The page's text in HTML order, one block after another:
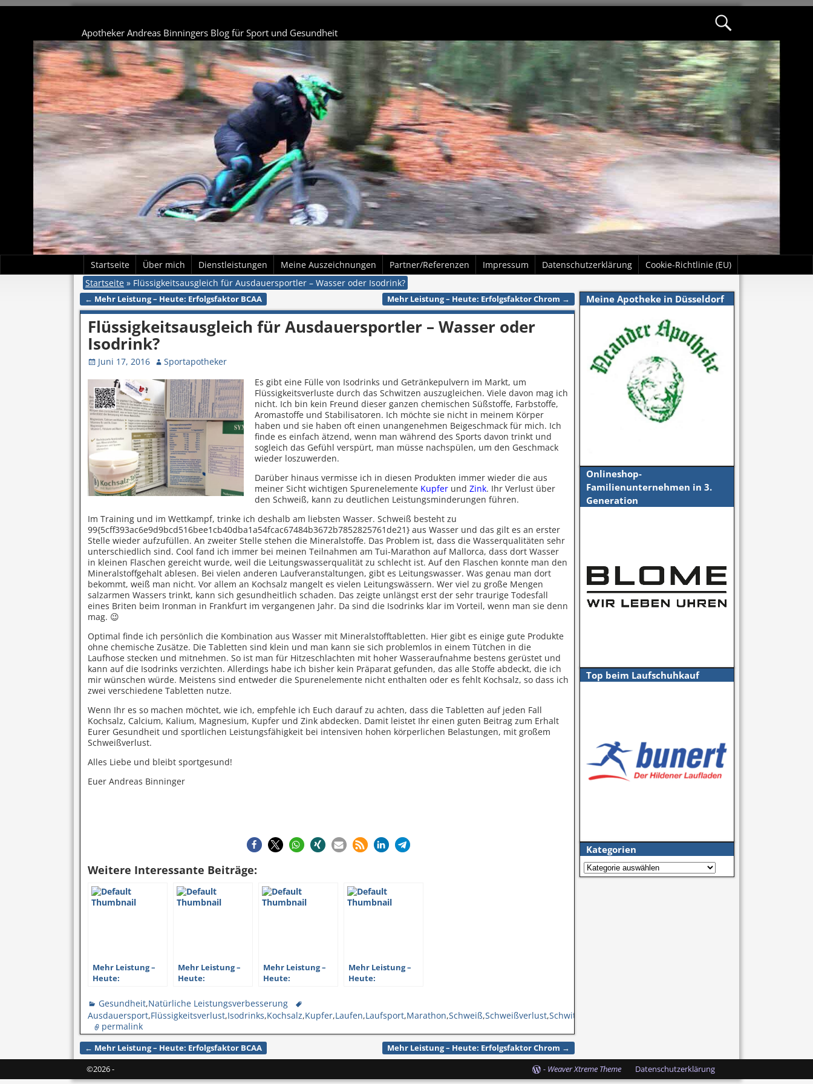
Apotheker Andreas Binningers Blog für Sport und Gesundheit
Startseite Über mich Dienstleistungen Meine Auszeichnungen Partner/Referenzen Impressum Datenschutzerklärung
Cookie-Richtlinie (EU)
Startseite » Flüssigkeitsausgleich für Ausdauersportler – Wasser oder Isodrink?
Artikelnavigation
← Mehr Leistung – Heute: Erfolgsfaktor BCAA Mehr Leistung – Heute: Erfolgsfaktor Chrom →
Flüssigkeitsausgleich für Ausdauersportler – Wasser oder
Isodrink?
Juni 17, 2016
Sportapotheker
Es gibt eine Fülle von Isodrinks und Getränkepulvern im Markt, um
Flüssigkeitsverluste durch das Schwitzen auszugleichen. Viele davon mag ich
nicht. Ich bin kein Freund dieser ganzen chemischen Süßstoffe, Farbstoffe,
Aromastoffe und Stabilisatoren. Ich möchte sie nicht in meinem Körper
haben und sie haben oft einen unangenehmen Beigeschmack für mich. Ich
finde es einfach ätzend, wenn man während des Sports davon trinkt und
sogleich das Gefühl verspürt, man müsse nachspülen, um den Geschmack
wieder loszuwerden.
Darüber hinaus vermisse ich in diesen Produkten immer wieder die aus
meiner Sicht wichtigen Spurenelemente Kupferund Zink. Ihr Verlust über
den Schweiß, kann zu deutlichen Leistungsminderungen führen.
Im Training und im Wettkampf, trinke ich deshalb am liebsten Wasser. Schweiß besteht zu
99{5cff393ac6e9d9bcd516bee1cb40dba1a54fcac67484b3672b7852825761de21} aus Wasser und das gilt es an erster
Stelle wieder aufzufüllen. An zweiter Stelle stehen die Mineralstoffe. Das Problem ist, dass die Wasserqualitäten sehr
unterschiedlich sind. Cool fand ich immer bei meinen Teilnahmen am Tui-Marathon auf Mallorca, dass dort Wasser
in kleinen Flaschen gereicht wurde, weil die Leitungswasserqualität zu schlecht ist. Auf den Flaschen konnte man den
Mineralstoffgehalt ablesen. Bei vielen anderen Laufveranstaltungen, gibt es Leitungswasser. Was genau man dort
bekommt, weiß man nicht. Vor allem an Kochsalz mangelt es vielen Leitungswässern. Wer viel zu große Mengen
salzarmen Wassers trinkt, kann sich gesundheitlich schaden. Das zeigte unlängst erst der sehr traurige Todesfall
eines Briten beim Ironman in Frankfurt im vergangenen Jahr. Da sind die Isodrinks klar im Vorteil, wenn man sie denn
mag. 😉
Optimal finde ich persönlich die Kombination aus Wasser mit Mineralstofftabletten. Hier gibt es einige gute Produkte
ohne chemische Zusätze. Die Tabletten sind klein und man kann sie sich problemlos in einem Tütchen in die
Laufhose stecken und mitnehmen. So ist man für Hitzeschlachten mit hoher Wasseraufnahme bestens gerüstet und
kann auf die Isodrinks verzichten. Allerdings habe ich bisher kein Präparat gefunden, das alle Stoffe abdeckt, die ich
mir wünschen würde. Meistens sind entweder die Spurenelemente nicht enthalten oder es fehlt Kochsalz, so dass ich
zwei verschiedene Tabletten nutze.
Wenn Ihr es so machen möchtet, wie ich, empfehle ich Euch darauf zu achten, dass die Tabletten auf jeden Fall
Kochsalz, Calcium, Kalium, Magnesium, Kupfer und Zink abdecken. Damit leistet Ihr einen guten Beitrag zum Erhalt
Eurer Gesundheit und sportlichen Leistungsfähigkeit bei intensiven hohen körperlichen Belastungen, mit großem
Schweißverlust.
Alles Liebe und bleibt sportgesund!
Euer Andreas Binninger
Weitere Interessante Beiträge:
Mehr Leistung –
Heute:
Eiweiß
Mehr Leistung –
Heute:
Mehr Leistung –
Heute:
BCAA
Mehr Leistung –
Heute:
Gesundheit,Natürliche Leistungsverbesserung
Ausdauersport,Flüssigkeitsverlust,Isodrinks,Kochsalz,Kupfer,Laufen,Laufsport,Marathon,Schweiß,Schweißverlust,Schwitzen
permalink
Artikelnavigation
← Mehr Leistung – Heute: Erfolgsfaktor BCAA Mehr Leistung – Heute: Erfolgsfaktor Chrom →
Meine Apotheke in Düsseldorf
Onlineshop-
Familienunternehmen in 3.
Generation
Top beim Laufschuhkauf
Kategorien
©2026 - - Weaver Xtreme Theme Datenschutzerklärung